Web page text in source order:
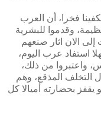
فخرا، أن العرب
وقدموا للبشرية
الان اثار صنعهم
استفاد عرب اليوم،
واعتبروا من ذلك،
التخلف المذقع، وهم
بحضارته أميالا كل